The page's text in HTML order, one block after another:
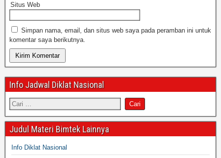
Situs Web
Simpan nama, email, dan situs web saya pada peramban ini untuk
komentar saya berikutnya.
Info Jadwal Diklat Nasional
Judul Materi Bimtek Lainnya
Info Diklat Nasional